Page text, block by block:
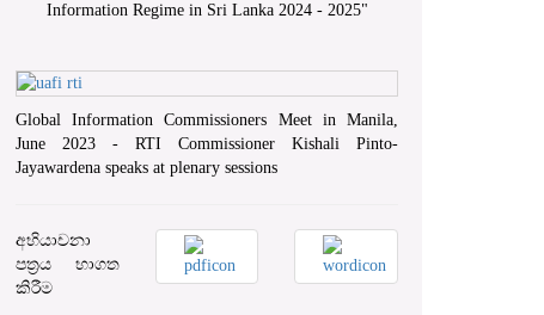
Information Regime in Sri Lanka 2024 - 2025"
Global Information Commissioners Meet in Manila,
June 2023 - RTI Commissioner Kishali Pinto-
Jayawardena speaks at plenary sessions
අභියාචනා
පත්‍රය භාගත
කිරීම